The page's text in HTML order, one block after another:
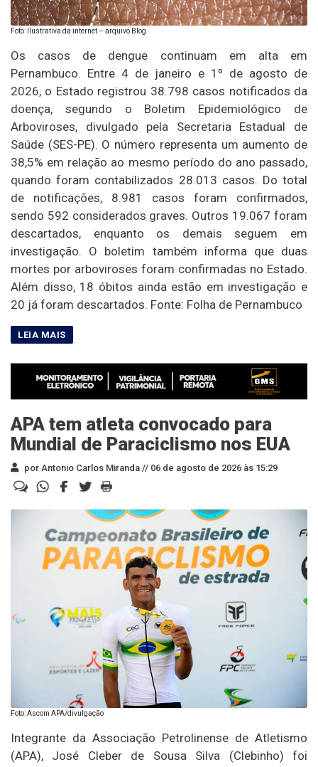
Foto: Ilustrativa da internet – arquivo Blog
Os casos de dengue continuam em alta em
Pernambuco. Entre 4 de janeiro e 1º de agosto de
2026, o Estado registrou 38.798 casos notificados da
doença, segundo o Boletim Epidemiológico de
Arboviroses, divulgado pela Secretaria Estadual de
Saúde (SES-PE). O número representa um aumento de
38,5% em relação ao mesmo período do ano passado,
quando foram contabilizados 28.013 casos. Do total
de notificações, 8.981 casos foram confirmados,
sendo 592 considerados graves. Outros 19.067 foram
descartados, enquanto os demais seguem em
investigação. O boletim também informa que duas
mortes por arboviroses foram confirmadas no Estado.
Além disso, 18 óbitos ainda estão em investigação e
20 já foram descartados. Fonte: Folha de Pernambuco
APA tem atleta convocado para
Mundial de Paraciclismo nos EUA
por Antonio Carlos Miranda // 06 de agosto de 2026 às 15:29
Foto: Ascom APA/divulgação
Integrante da Associação Petrolinense de Atletismo
(APA), José Cleber de Sousa Silva (Clebinho) foi